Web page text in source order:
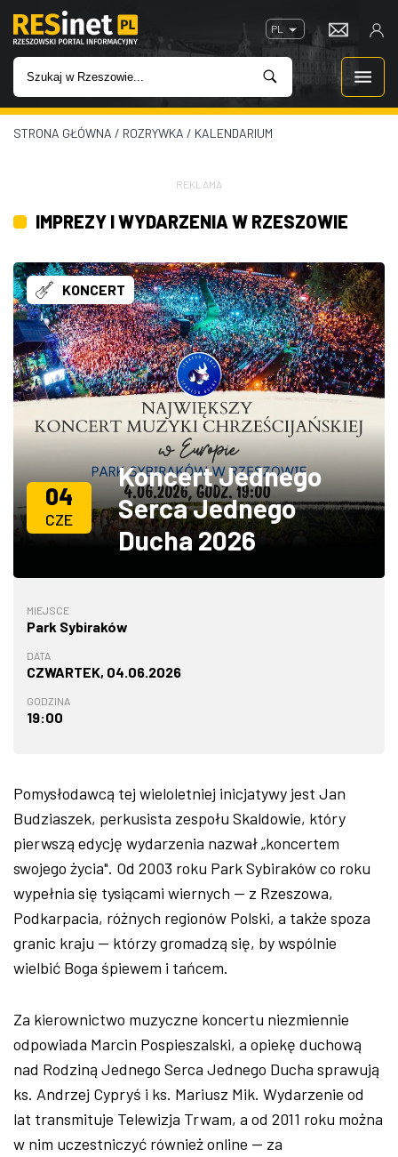
PL
WIADOMOŚCI
IMPREZY
ROZRYWKA
W KINACH
GASTRONOMIA
ZDJĘCIA
W RZESZOWIE
STRONA GŁÓWNA / ROZRYWKA / KALENDARIUM
REKLAMA
IMPREZY I WYDARZENIA W RZESZOWIE
KONCERT
04
CZE
Koncert Jednego
Serca Jednego
Ducha 2026
MIEJSCE
Park Sybiraków
DATA
CZWARTEK, 04.06.2026
GODZINA
19:00
Pomysłodawcą tej wieloletniej inicjatywy jest Jan
Budziaszek, perkusista zespołu Skaldowie, który
pierwszą edycję wydarzenia nazwał „koncertem
swojego życia". Od 2003 roku Park Sybiraków co roku
wypełnia się tysiącami wiernych — z Rzeszowa,
Podkarpacia, różnych regionów Polski, a także spoza
granic kraju — którzy gromadzą się, by wspólnie
wielbić Boga śpiewem i tańcem.
Za kierownictwo muzyczne koncertu niezmiennie
odpowiada Marcin Pospieszalski, a opiekę duchową
nad Rodziną Jednego Serca Jednego Ducha sprawują
ks. Andrzej Cypryś i ks. Mariusz Mik. Wydarzenie od
lat transmituje Telewizja Trwam, a od 2011 roku można
w nim uczestniczyć również online — za